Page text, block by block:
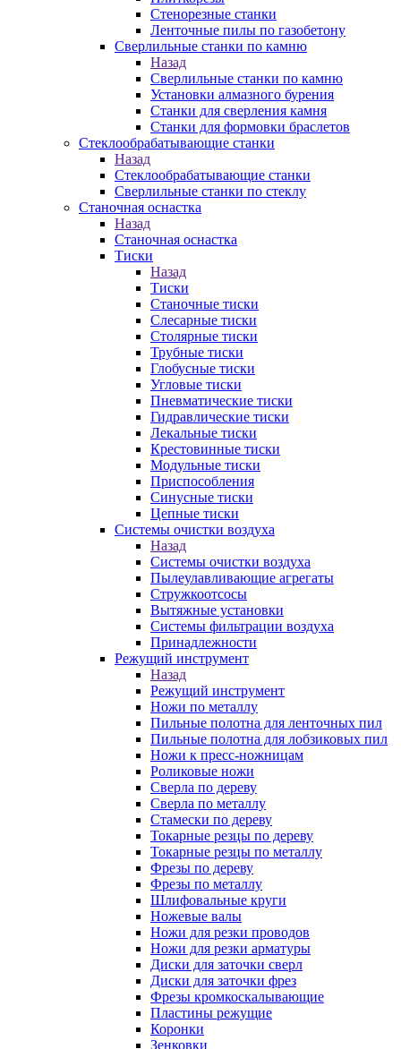
Стенорезные станки
Ленточные пилы по газобетону
Сверлильные станки по камню
Назад
Сверлильные станки по камню
Установки алмазного бурения
Станки для сверления камня
Станки для формовки браслетов
Стеклообрабатывающие станки
Назад
Стеклообрабатывающие станки
Сверлильные станки по стеклу
Станочная оснастка
Назад
Станочная оснастка
Тиски
Назад
Тиски
Станочные тиски
Слесарные тиски
Столярные тиски
Трубные тиски
Глобусные тиски
Угловые тиски
Пневматические тиски
Гидравлические тиски
Лекальные тиски
Крестовинные тиски
Модульные тиски
Приспособления
Синусные тиски
Цепные тиски
Системы очистки воздуха
Назад
Системы очистки воздуха
Пылеулавливающие агрегаты
Стружкоотсосы
Вытяжные установки
Системы фильтрации воздуха
Принадлежности
Режущий инструмент
Назад
Режущий инструмент
Ножи по металлу
Пильные полотна для ленточных пил
Пильные полотна для лобзиковых пил
Ножи к пресс-ножницам
Роликовые ножи
Сверла по дереву
Сверла по металлу
Стамески по дереву
Токарные резцы по дереву
Токарные резцы по металлу
Фрезы по дереву
Фрезы по металлу
Шлифовальные круги
Ножевые валы
Ножи для резки проводов
Ножи для резки арматуры
Диски для заточки сверл
Диски для заточки фрез
Фрезы кромкоскалывающие
Пластины режущие
Коронки
Зенковки